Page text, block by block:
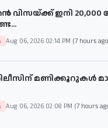
വിസയ്ക്ക് ഇനി
Aug 06, 2026 02:14 PM (7 hours
മണിക്കൂറുകൾ
Aug 06, 2026 02:08 PM (7 hours